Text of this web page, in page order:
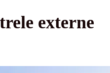
externe